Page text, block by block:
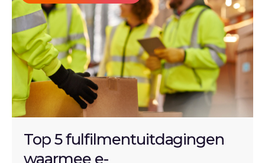
Top 5 fulfilmentuitdagingen
waarmee e-